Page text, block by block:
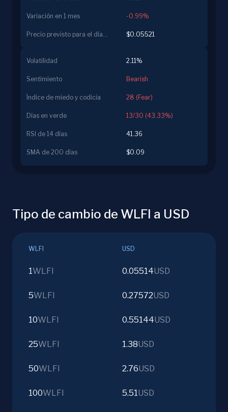
Variación en 1 mes -0.99%
Precio previsto para el día siguiente $0.05521
Volatilidad 2.11%
Sentimiento Bearish
Índice de miedo y codicia 28 (Fear)
Días en verde 13/30 (43.33%)
RSI de 14 días 41.36
SMA de 200 días $0.09
Tipo de cambio de WLFI a USD
WLFI USD
1WLFI 0.05514USD
5WLFI 0.27572USD
10WLFI 0.55144USD
25WLFI 1.38USD
50WLFI 2.76USD
100WLFI 5.51USD